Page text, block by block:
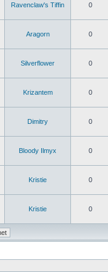
Ravenclaw's Tiffin 0
Aragorn 0
Silverflower 0
Krizantem 0
Dimitry 0
Bloody Ilmyx 0
Kristie 0
Kristie 0